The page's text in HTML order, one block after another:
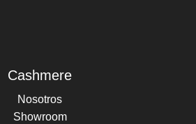
Cashmere
Nosotros
Showroom